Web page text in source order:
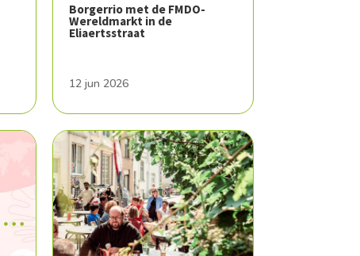
Borgerrio met de FMDO-
Wereldmarkt in de
Eliaertsstraat
12 jun 2026